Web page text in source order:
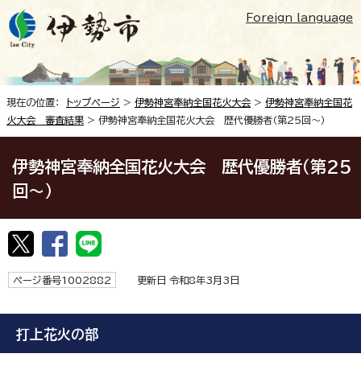
Foreign language
現在の位置： トップページ > 伊勢神宮奉納全国花火大会 > 伊勢神宮奉納全国花
火大会 審査結果 > 伊勢神宮奉納全国花火大会 歴代優勝者（第25回～）
伊勢神宮奉納全国花火大会 歴代優勝者（第25
回～）
ページ番号1002882 更新日 令和8年3月3日
打上花火の部